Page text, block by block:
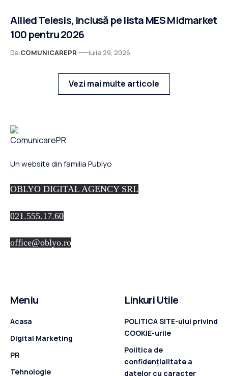
Allied Telesis, inclusă pe lista MES Midmarket
100 pentru 2026
De:COMUNICAREPR iulie 29, 2026
Vezi mai multe articole
Un website din familia Publyo
OBLYO DIGITAL AGENCY SRL
021.555.17.60
office@oblyo.ro
Meniu
Acasa
Digital Marketing
PR
Tehnologie
Linkuri Utile
POLITICA SITE-ului privind
COOKIE-urile
Politica de
confidenţialitate a
datelor cu caracter